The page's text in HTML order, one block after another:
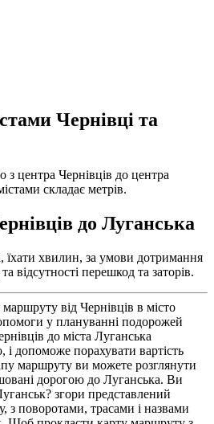
Чернівці та
з центра Чернівців до центра
складає метрів.
до Луганська
їхати хвилин, за умови дотримання
відсутності перешкод та заторів.
від Чернівців в місто
у плануванні подорожей
до міста Луганська
і допоможе порахувати вартість
маршруту ви можете розглянути
дорогою до Луганська. Ви
згори представлений
з поворотами, трасами і назвами